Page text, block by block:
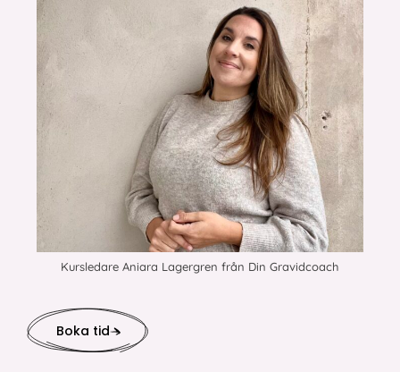
Kursledare Aniara Lagergren från Din Gravidcoach
Boka tid